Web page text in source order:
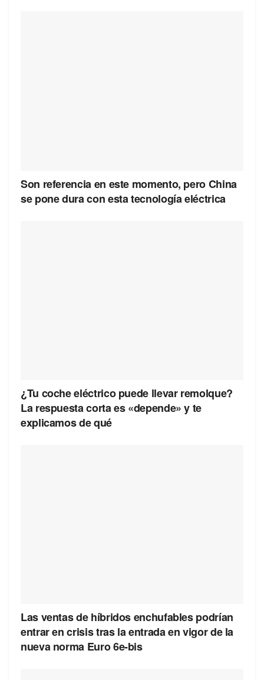
Son referencia en este momento, pero China
se pone dura con esta tecnología eléctrica
¿Tu coche eléctrico puede llevar remolque?
La respuesta corta es «depende» y te
explicamos de qué
Las ventas de híbridos enchufables podrían
entrar en crisis tras la entrada en vigor de la
nueva norma Euro 6e-bis